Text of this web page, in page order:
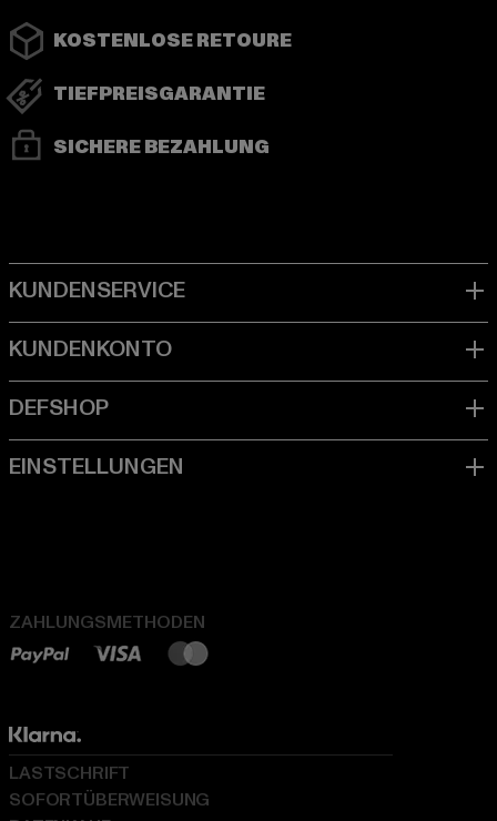
KOSTENLOSE RETOURE
TIEFPREISGARANTIE
SICHERE BEZAHLUNG
ZAHLUNGSMETHODEN
LASTSCHRIFT
SOFORTÜBERWEISUNG